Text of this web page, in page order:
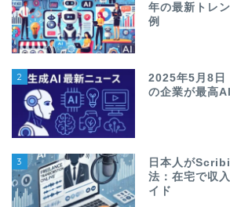
年の最新トレ
例
2
2025年5月8日
の企業が最高
3
日本人が
法：在宅で収
イド